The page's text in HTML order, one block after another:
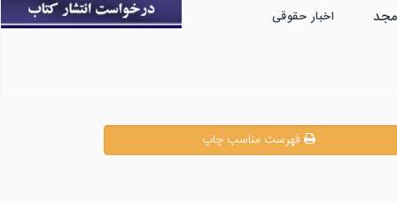
اخبار حقوقی
فهرست مناسب چاپ